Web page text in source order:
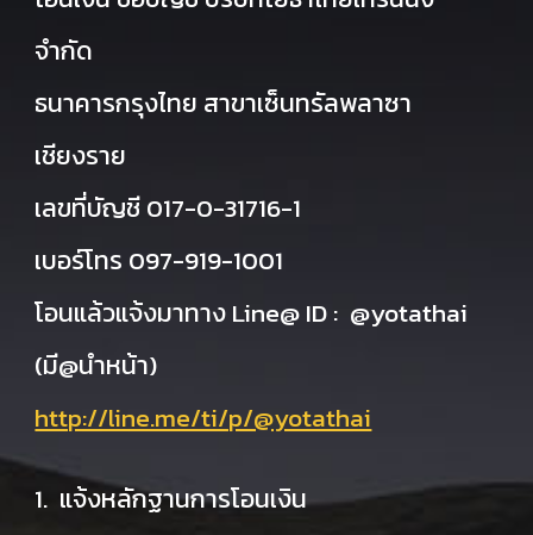
จำกัด
ธนาคารกรุงไทย สาขาเซ็นทรัลพลาซา
เชียงราย
เลขที่บัญชี 017-0-31716-1
เบอร์โทร 097-919-1001
โอนแล้วแจ้งมาทาง Line@ ID : @yotathai
(มี@นำหน้า)
http://line.me/ti/p/@yotathai
1. แจ้งหลักฐานการโอนเงิน